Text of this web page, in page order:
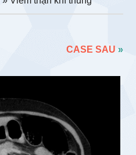
CASE SAU »